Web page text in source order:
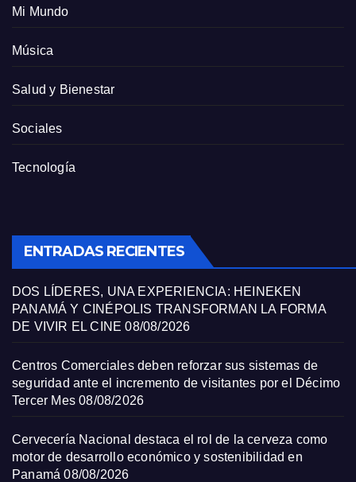
Mi Mundo
Música
Salud y Bienestar
Sociales
Tecnología
ENTRADAS RECIENTES
DOS LÍDERES, UNA EXPERIENCIA: HEINEKEN
PANAMÁ Y CINÉPOLIS TRANSFORMAN LA FORMA
DE VIVIR EL CINE 08/08/2026
Centros Comerciales deben reforzar sus sistemas de
seguridad ante el incremento de visitantes por el Décimo
Tercer Mes 08/08/2026
Cervecería Nacional destaca el rol de la cerveza como
motor de desarrollo económico y sostenibilidad en
Panamá 08/08/2026